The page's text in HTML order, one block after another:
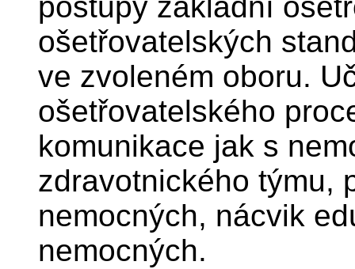
postupy základní
ošetřovatelských
ve zvoleném oboru.
ošetřovatelského
komunikace jak s
zdravotnického týmu,
nemocných, nácvik
nemocných.